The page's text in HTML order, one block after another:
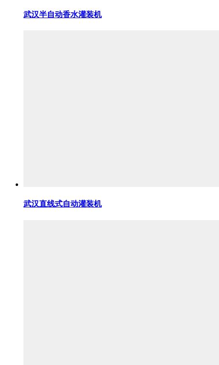
武汉半自动香水灌装机
武汉直线式自动灌装机